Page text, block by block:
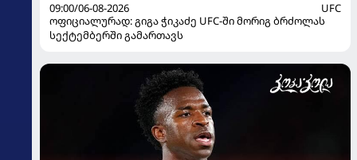
09:00/06-08-2026
UFC
ოფიციალურად: გიგა ჭიკაძე UFC-ში მორიგ ბრძოლას
სექტემბერში გამართავს